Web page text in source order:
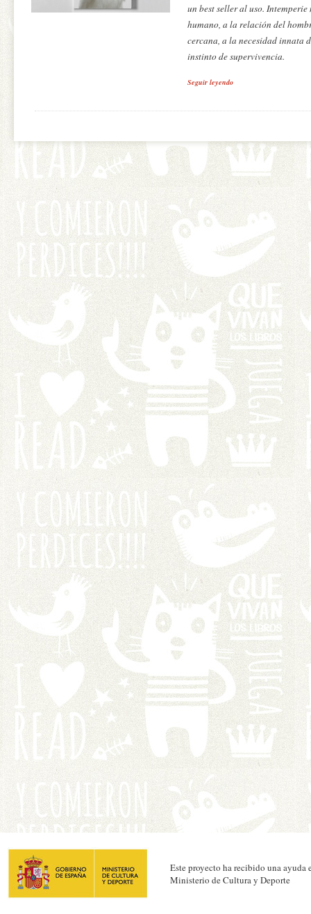
un best seller al uso. Intemperie
humano, a la relación del
cercana, a la necesidad innata
instinto de supervivencia.
Seguir leyendo
Este proyecto ha recibido una ayuda
Ministerio de Cultura y Deporte